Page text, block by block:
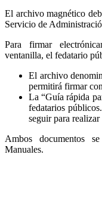
El archivo magnético
Servicio de
Para firmar
ventanilla, el fedatario
El archivo
permitirá firmar
La “Guía rápida
fedatarios
seguir para
Ambos documentos
Manuales.